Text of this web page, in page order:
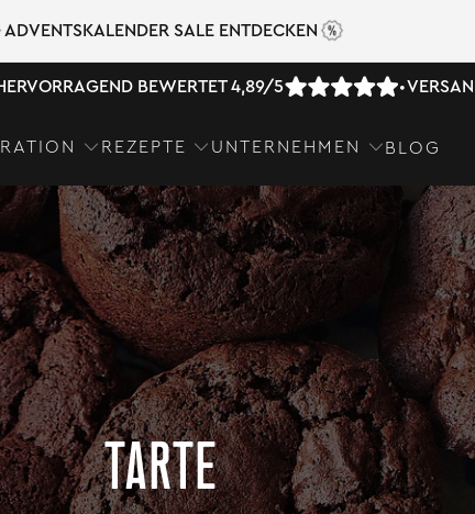
ADVENTSKALENDER SALE ENTDECKEN
BEWERTET 4,89/5 •
REZEPTE UNTERNEHMEN BLOG
TARTE